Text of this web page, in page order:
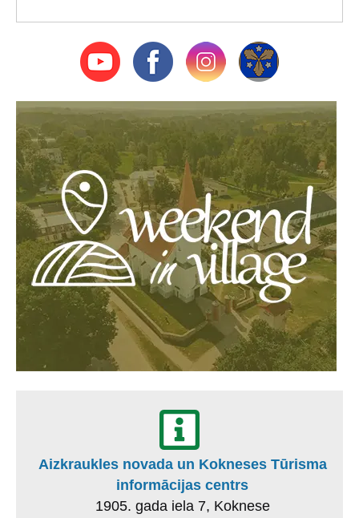
Aizkraukles novada un Kokneses Tūrisma
informācijas centrs
1905. gada iela 7, Koknese